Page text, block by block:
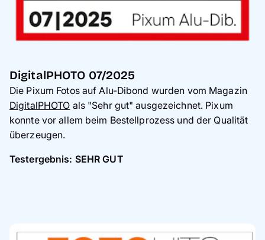
DigitalPHOTO 07/2025
Die Pixum Fotos auf Alu-Dibond wurden vom Magazin
DigitalPHOTO als "Sehr gut" ausgezeichnet. Pixum
konnte vor allem beim Bestellprozess und der Qualität
überzeugen.
Testergebnis: SEHR GUT